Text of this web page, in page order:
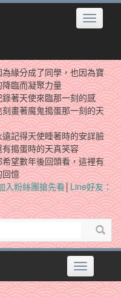
Toggle
緣分成了同學，也因為寶
臨而凝聚力量
著天使來臨那一刻的感
畫著魔鬼搗蛋那一刻的天
記得天使睡著時的安詳臉
搗蛋時的天真笑容
望數年後回頭看，這裡有
回憶
入粉絲團搶先看│Line好友：
Toggle
navigation